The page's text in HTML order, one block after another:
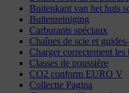
Buitenkant van het huis
Buitenreiniging
Carburants spéciaux
Chaînes de scie et
Charger correctement les
Classes de poussière
CO2 conform EURO V
Collectie Pagina